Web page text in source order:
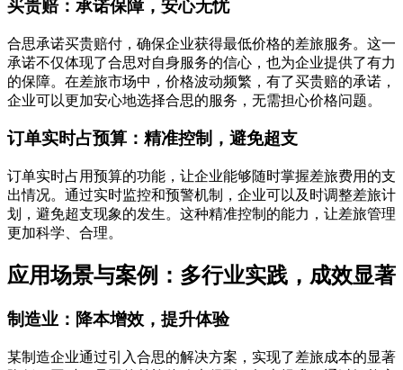
买贵赔：承诺保障，安心无忧
合思承诺买贵赔付，确保企业获得最低价格的差旅服务。这一
承诺不仅体现了合思对自身服务的信心，也为企业提供了有力
的保障。在差旅市场中，价格波动频繁，有了买贵赔的承诺，
企业可以更加安心地选择合思的服务，无需担心价格问题。
订单实时占预算：精准控制，避免超支
订单实时占用预算的功能，让企业能够随时掌握差旅费用的支
出情况。通过实时监控和预警机制，企业可以及时调整差旅计
划，避免超支现象的发生。这种精准控制的能力，让差旅管理
更加科学、合理。
应用场景与案例：多行业实践，成效显著
制造业：降本增效，提升体验
某制造企业通过引入合思的解决方案，实现了差旅成本的显著